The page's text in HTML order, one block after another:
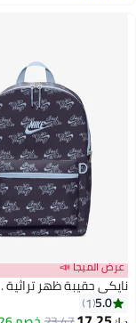
عرض الميجا 📣
نايكي حقيبة ظهر تراثية .
5.0
1